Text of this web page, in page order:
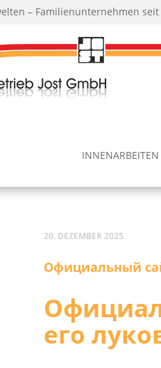
– Familienunternehmen seit
INNEN­AR­BEI­TEN
20. DEZEMBER 2025
Официальный
его